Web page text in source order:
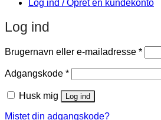
Log ind
Brugernavn eller e-mailadresse *
Adgangskode *Påkrævet
Husk mig Log ind
Mistet din adgangskode?